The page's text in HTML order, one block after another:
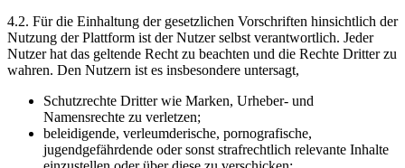
4.2. Für die Einhaltung der gesetzlichen Vorschriften hinsichtlich der
Nutzung der Plattform ist der Nutzer selbst verantwortlich. Jeder
Nutzer hat das geltende Recht zu beachten und die Rechte Dritter zu
wahren. Den Nutzern ist es insbesondere untersagt,
Schutzrechte Dritter wie Marken, Urheber- und
Namensrechte zu verletzen;
beleidigende, verleumderische, pornografische,
jugendgefährdende oder sonst strafrechtlich relevante Inhalte